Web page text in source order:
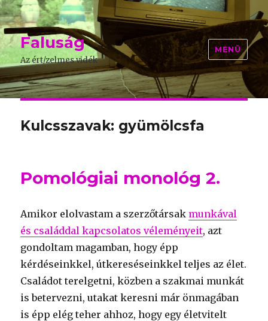
Faluság
Az ért/zelmes vidék
MENÜ
Kulcsszavak: gyümölcsfa
Pomológiai monológ 2.
Amikor elolvastam a szerzőtársak munkával
és családdal kapcsolatos véleményeit, azt
gondoltam magamban, hogy épp
kérdéseinkkel, útkereséseinkkel teljes az élet.
Családot terelgetni, közben a szakmai munkát
is betervezni, utakat keresni már önmagában
is épp elég teher ahhoz, hogy egy életvitelt